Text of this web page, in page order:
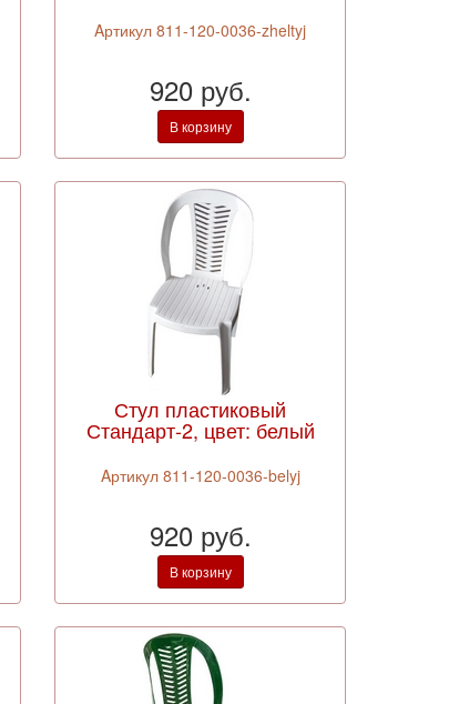
Aртикул 811-120-0036-zheltyj
920 руб.
В корзину
Стул пластиковый
Стандарт-2, цвет: белый
Aртикул 811-120-0036-belyj
920 руб.
В корзину